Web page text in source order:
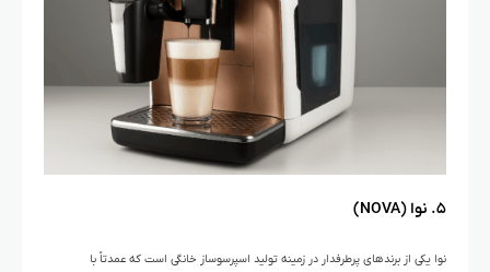
۵. نوا (NOVA)
نوا یکی از برندهای پرطرفدار در زمینه تولید اسپرسوساز خانگی است که عمدتاً با